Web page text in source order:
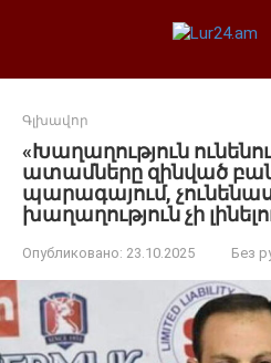
Գլխավոր
«Խաղաղություն
ատամները զինված
պարագայում,
խաղաղություն չի
Опубликовано: 23.10.2025 Без